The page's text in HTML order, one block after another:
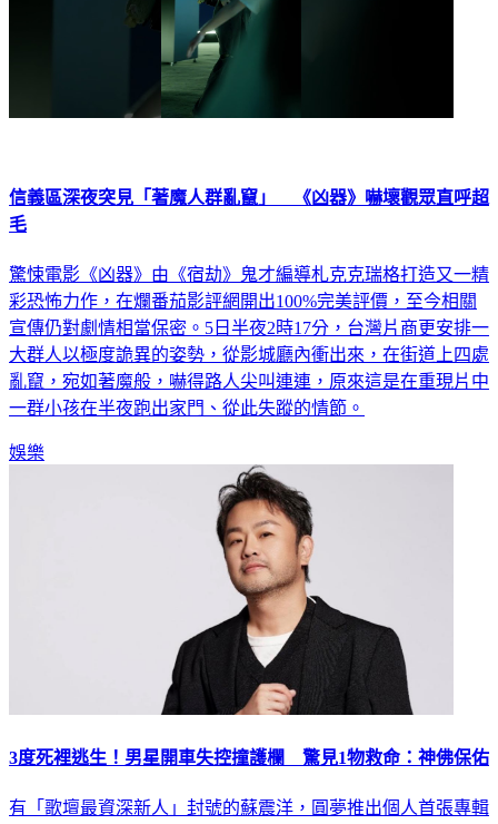
信義區深夜突見「著魔人群亂竄」 《凶器》嚇壞觀眾直呼超
毛
驚悚電影《凶器》由《宿劫》鬼才編導札克克瑞格打造又一精
彩恐怖力作，在爛番茄影評網開出100%完美評價，至今相關
宣傳仍對劇情相當保密。5日半夜2時17分，台灣片商更安排一
大群人以極度詭異的姿勢，從影城廳內衝出來，在街道上四處
亂竄，宛如著魔般，嚇得路人尖叫連連，原來這是在重現片中
一群小孩在半夜跑出家門、從此失蹤的情節。
娛樂
3度死裡逃生！男星開車失控撞護欄 驚見1物救命：神佛保佑
有「歌壇最資深新人」封號的蘇震洋，圓夢推出個人首張專輯